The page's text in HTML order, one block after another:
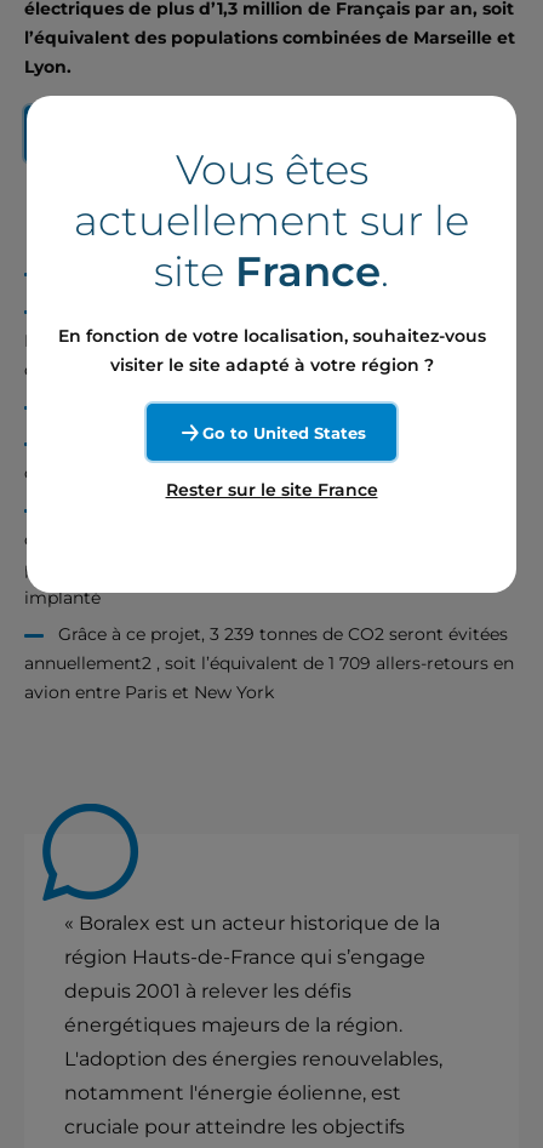
électriques de plus d’1,3 million de Français par an, soit
l’équivalent des populations combinées de Marseille et
Lyon.
Date de mise en service : décembre 2024
Lamotte-Warfusée et Wiencourt-L’Équipée dans le
département de la Somme (80)
Puissance : 29 MW
Caractéristique technique : 8 éoliennes Vestas V112
d’une hauteur totale de 150 mètres en bout de pale
consommation de près de 28 000 habitants1 , soit 1/3 de la
population de l’arrondissement de Péronne, où le parc est
implanté
Grâce à ce projet, 3 239 tonnes de CO2 seront évitées
annuellement2 , soit l’équivalent de 1 709 allers-retours en
avion entre Paris et New York
« Boralex est un acteur historique de la
région Hauts-de-France qui s’engage
depuis 2001 à relever les défis
énergétiques majeurs de la région.
L'adoption des énergies renouvelables,
notamment l'énergie éolienne, est
cruciale pour atteindre les objectifs
Vous êtes
actuellement sur le
site France.
En fonction de votre localisation, souhaitez-vous
visiter le site adapté à votre région ?
Go to United States
Rester sur le site France